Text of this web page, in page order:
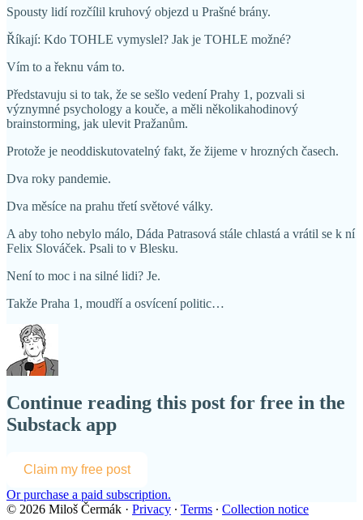
Spousty lidí rozčílil kruhový objezd u Prašné brány.
Říkají: Kdo TOHLE vymyslel? Jak je TOHLE možné?
Vím to a řeknu vám to.
Představuju si to tak, že se sešlo vedení Prahy 1, pozvali si
význymné psychology a kouče, a měli několikahodinový
brainstorming, jak ulevit Pražanům.
Protože je neoddiskutovatelný fakt, že žijeme v hrozných časech.
Dva roky pandemie.
Dva měsíce na prahu třetí světové války.
A aby toho nebylo málo, Dáda Patrasová stále chlastá a vrátil se k ní
Felix Slováček. Psali to v Blesku.
Není to moc i na silné lidi? Je.
Takže Praha 1, moudří a osvícení politic…
Continue reading this post for free in the
Substack app
Claim my free post
Or purchase a paid subscription.
© 2026 Miloš Čermák · Privacy ∙ Terms ∙ Collection notice